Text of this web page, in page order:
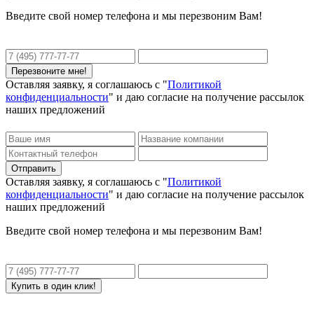
Введите свой номер телефона и мы перезвоним Вам!
Оставляя заявку, я соглашаюсь с "Политикой
конфиденциальности" и даю согласие на получение рассылок
наших предложений
Оставляя заявку, я соглашаюсь с "Политикой
конфиденциальности" и даю согласие на получение рассылок
наших предложений
Введите свой номер телефона и мы перезвоним Вам!